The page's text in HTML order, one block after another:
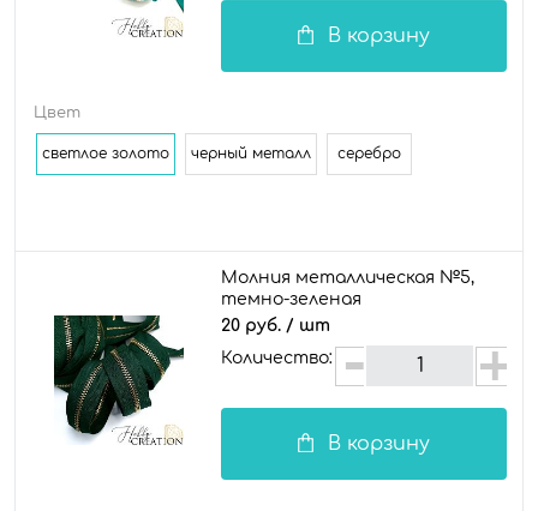
В корзину
Цвет
светлое золото черный металл серебро
Молния металлическая №5,
темно-зеленая
20 руб. / шт
Количество:
В корзину